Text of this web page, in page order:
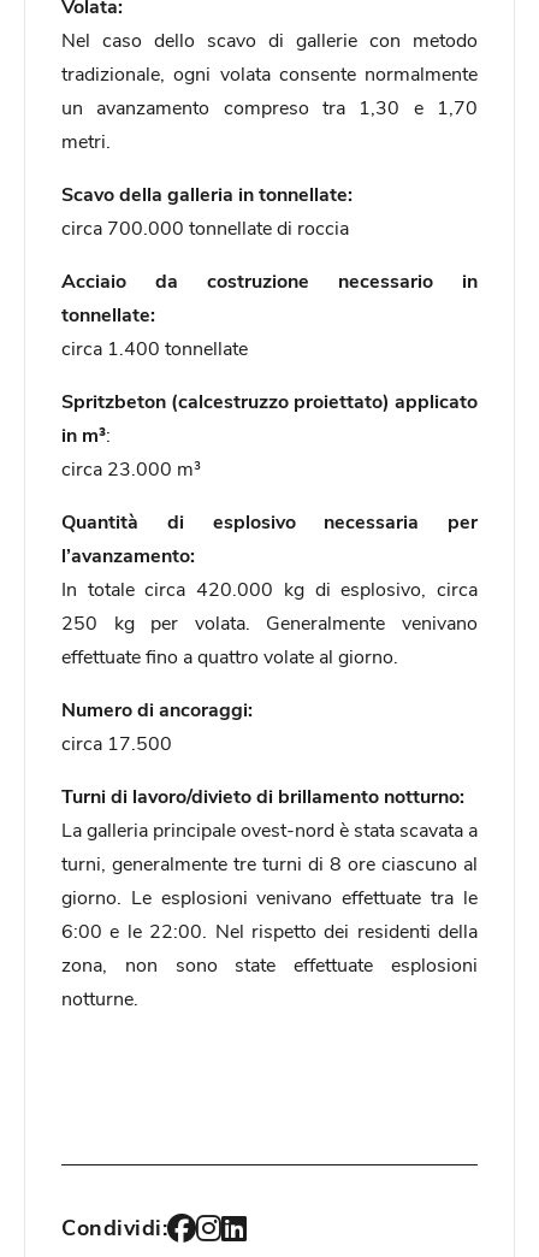
Nel caso dello scavo di gallerie con metodo
tradizionale, ogni volata consente normalmente
un avanzamento compreso tra 1,30 e 1,70
metri.
Scavo della galleria in tonnellate:
circa 700.000 tonnellate di roccia
Acciaio da costruzione necessario in
tonnellate:
circa 1.400 tonnellate
Spritzbeton (calcestruzzo proiettato) applicato
in m³:
circa 23.000 m³
Quantità di esplosivo necessaria per
l’avanzamento:
In totale circa 420.000 kg di esplosivo, circa
250 kg per volata. Generalmente venivano
effettuate fino a quattro volate al giorno.
Numero di ancoraggi:
circa 17.500
Turni di lavoro/divieto di brillamento notturno:
La galleria principale ovest-nord è stata scavata a
turni, generalmente tre turni di 8 ore ciascuno al
giorno. Le esplosioni venivano effettuate tra le
6:00 e le 22:00. Nel rispetto dei residenti della
zona, non sono state effettuate esplosioni
notturne.
Condividi: